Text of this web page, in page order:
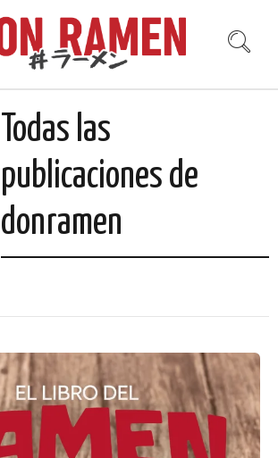
Todas las
publicaciones de
donramen